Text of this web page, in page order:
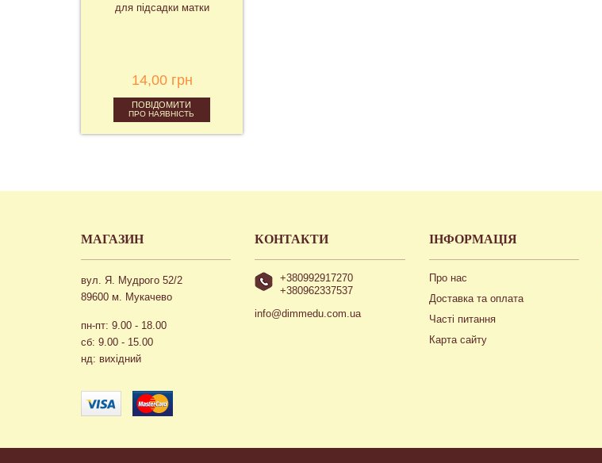
для підсадки матки
14,00 грн
ПОВІДОМИТИ
ПРО НАЯВНІСТЬ
МАГАЗИН
вул. Я. Мудрого 52/2
89600 м. Мукачево
пн-пт: 9.00 - 18.00
сб: 9.00 - 15.00
нд: вихідний
КОНТАКТИ
+380992917270
+380962337537
info@dimmedu.com.ua
ІНФОРМАЦІЯ
Про нас
Доставка та оплата
Часті питання
Карта сайту